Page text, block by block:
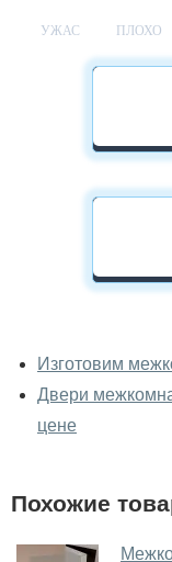
УЖАС ПЛОХО
Да, можно
Изготовим
Двери
цене
Похожие